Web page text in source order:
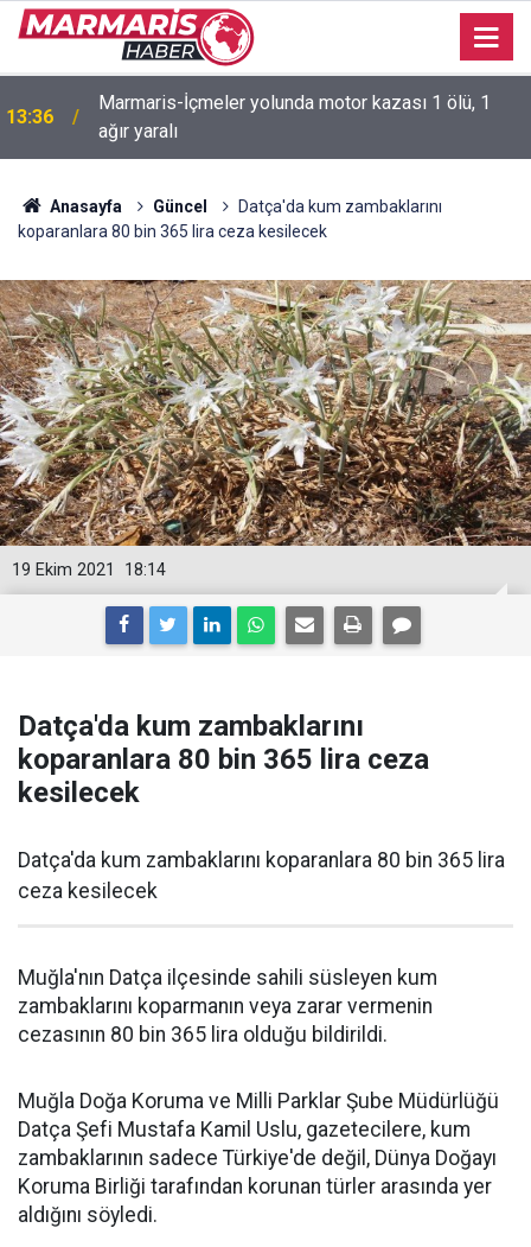
13:36
Marmaris-İçmeler yolunda motor kazası 1 ölü, 1
ağır yaralı
11:41
Marmaris’te çadır kullanıcıları yasak dinlemiyor
Anasayfa Güncel
Datça'da kum zambaklarını
koparanlara 80 bin 365 lira ceza kesilecek
18:14
19 Ekim 2021
Datça'da kum zambaklarını
koparanlara 80 bin 365 lira ceza
kesilecek
Datça'da kum zambaklarını koparanlara 80 bin 365 lira
ceza kesilecek
Muğla'nın Datça ilçesinde sahili süsleyen kum
zambaklarını koparmanın veya zarar vermenin
cezasının 80 bin 365 lira olduğu bildirildi.
Muğla Doğa Koruma ve Milli Parklar Şube Müdürlüğü
Datça Şefi Mustafa Kamil Uslu, gazetecilere, kum
zambaklarının sadece Türkiye'de değil, Dünya Doğayı
Koruma Birliği tarafından korunan türler arasında yer
aldığını söyledi.